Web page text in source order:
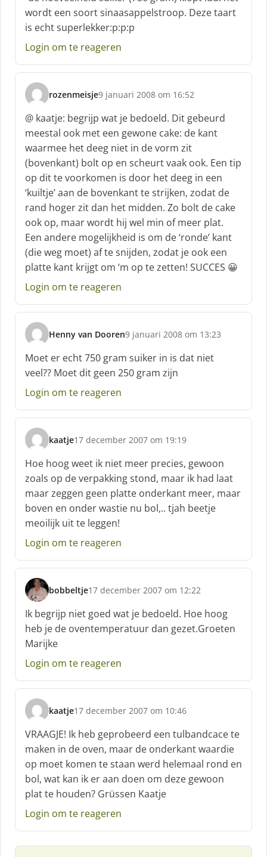
e
f
wordt een soort sinaasappelstroop. Deze taart
is echt superlekker:p:p:p
Login om te reageren
rozenmeisje
s
c
h
r
e
e
f
:
9 januari 2008 om 16:52
@ kaatje: begrijp wat je bedoeld. Dit gebeurd
meestal ook met een gewone cake: de kant
waarmee het deeg niet in de vorm zit
(bovenkant) bolt op en scheurt vaak ook. Een tip
op dit te voorkomen is door het deeg in een
‘kuiltje’ aan de bovenkant te strijken, zodat de
rand hoger zit dan het midden. Zo bolt de cake
ook op, maar wordt hij wel min of meer plat.
Een andere mogelijkheid is om de ‘ronde’ kant
(die weg moet) af te snijden, zodat je ook een
platte kant krijgt om ‘m op te zetten! SUCCES 😀
Login om te reageren
Henny van Dooren
s
c
h
r
e
f
9 januari 2008 om 13:23
Moet er echt 750 gram suiker in is dat niet
veel?? Moet dit geen 250 gram zijn
Login om te reageren
kaatje
s
c
h
r
e
e
f
17 december 2007 om 19:19
Hoe hoog weet ik niet meer precies, gewoon
zoals op de verpakking stond, maar ik had laat
maar zeggen geen platte onderkant meer, maar
boven en onder wastie nu bol,.. tjah beetje
meoilijk uit te leggen!
Login om te reageren
bobbeltje
s
c
h
r
e
e
:
17 december 2007 om 12:22
Ik begrijp niet goed wat je bedoeld. Hoe hoog
heb je de oventemperatuur dan gezet.Groeten
Marijke
Login om te reageren
kaatje
s
c
h
r
e
e
f
17 december 2007 om 10:46
VRAAGJE! Ik heb geprobeerd een tulbandcace te
maken in de oven, maar de onderkant waardie
op moet komen te staan werd helemaal rond en
bol, wat kan ik er aan doen om deze gewoon
plat te houden? Grüssen Kaatje
Login om te reageren